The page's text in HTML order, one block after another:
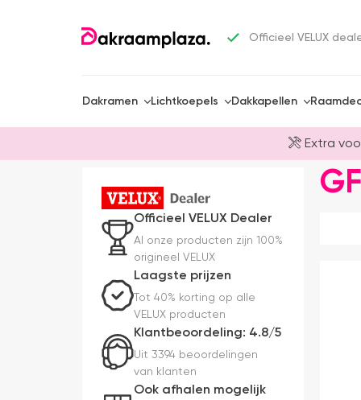
Officieel VELUX
Dakramen Lichtkoepels Dakkapellen
Extra
Officieel VELUX Dealer
Al onze producten zijn 100%
origineel VELUX
Laagste prijzen
Tot 40% korting op alle
VELUX producten
Klantbeoordeling: 4.8/5
Uit 3394 beoordelingen
van klanten
Ook afhalen mogelijk